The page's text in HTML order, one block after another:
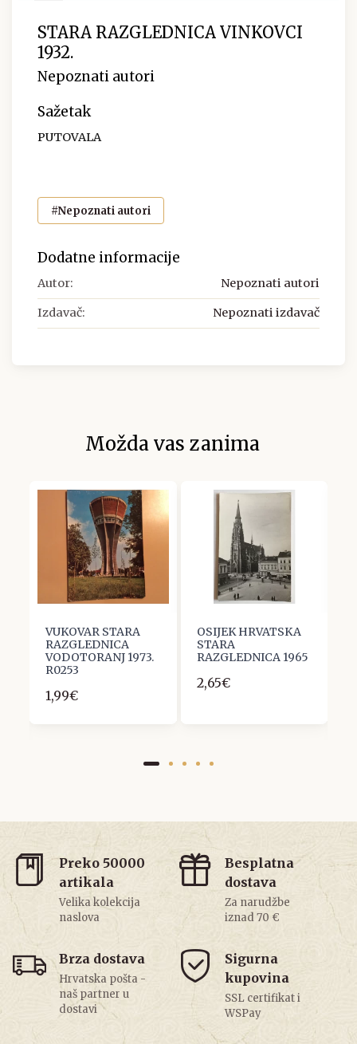
STARA RAZGLEDNICA VINKOVCI
1932.
Nepoznati autori
Sažetak
PUTOVALA
#Nepoznati autori
Dodatne informacije
Autor: Nepoznati autori
Izdavač: Nepoznati izdavač
Možda vas zanima
VUKOVAR STARA
RAZGLEDNICA
VODOTORANJ 1973.
R0253
1,99€
OSIJEK HRVATSKA
STARA
RAZGLEDNICA 1965
2,65€
Preko 50000
artikala
Velika kolekcija
naslova
Besplatna
dostava
Za narudžbe
iznad 70 €
Brza dostava
Hrvatska pošta -
naš partner u
dostavi
Sigurna
kupovina
SSL certifikat i
WSPay